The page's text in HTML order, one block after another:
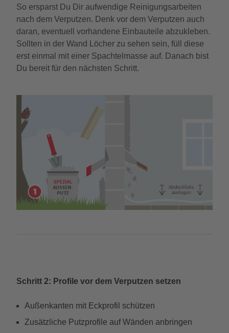
So ersparst Du Dir aufwendige Reinigungsarbeiten
nach dem Verputzen. Denk vor dem Verputzen auch
daran, eventuell vorhandene Einbauteile abzukleben.
Sollten in der Wand Löcher zu sehen sein, füll diese
erst einmal mit einer Spachtelmasse auf. Danach bist
Du bereit für den nächsten Schritt.
Schritt 2: Profile vor dem Verputzen setzen
Außenkanten mit Eckprofil schützen
Zusätzliche Putzprofile auf Wänden anbringen